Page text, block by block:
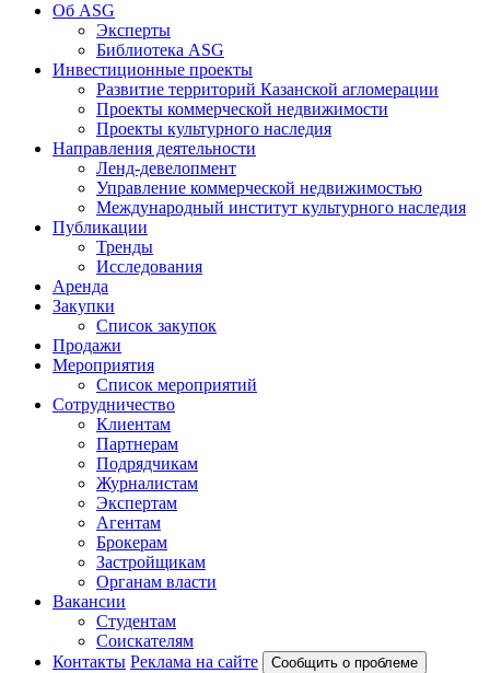
Об ASG
Эксперты
Библиотека ASG
Инвестиционные проекты
Развитие территорий Казанской агломерации
Проекты коммерческой недвижимости
Проекты культурного наследия
Направления деятельности
Ленд-девелопмент
Управление коммерческой недвижимостью
Международный институт культурного наследия
Публикации
Тренды
Исследования
Аренда
Закупки
Список закупок
Продажи
Мероприятия
Список мероприятий
Сотрудничество
Клиентам
Партнерам
Подрядчикам
Журналистам
Экспертам
Агентам
Брокерам
Застройщикам
Органам власти
Вакансии
Студентам
Соискателям
Контакты Реклама на сайте Сообщить о проблеме